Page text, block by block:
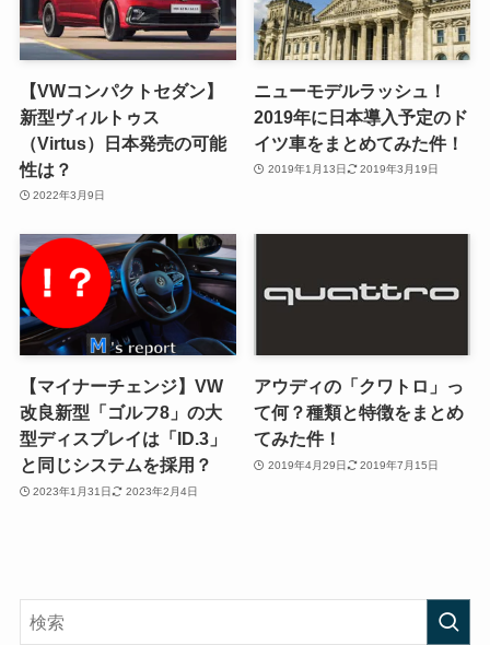
【VWコンパクトセダン】
新型ヴィルトゥス
（Virtus）日本発売の可能
性は？
2022年3月9日
ニューモデルラッシュ！
2019年に日本導入予定のド
イツ車をまとめてみた件！
2019年1月13日 2019年3月19日
【マイナーチェンジ】VW
改良新型「ゴルフ8」の大
型ディスプレイは「ID.3」
と同じシステムを採用？
2023年1月31日 2023年2月4日
アウディの「クワトロ」っ
て何？種類と特徴をまとめ
てみた件！
2019年4月29日 2019年7月15日